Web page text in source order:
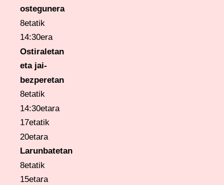
ostegunera
8etatik
14:30era
Ostiraletan
eta jai-
bezperetan
8etatik
14:30etara
17etatik
20etara
Larunbatetan
8etatik
15etara